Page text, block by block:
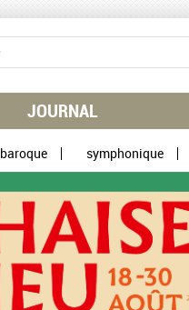
JOURNAL
baroque symphonique